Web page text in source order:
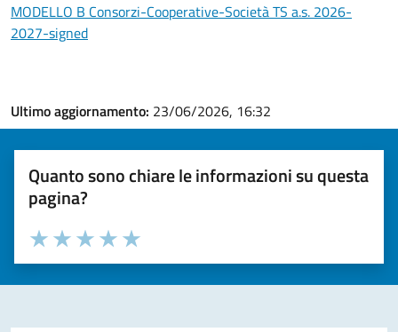
MODELLO B Consorzi-Cooperative-Società TS a.s. 2026-
2027-signed
Ultimo aggiornamento: 23/06/2026, 16:32
Quanto sono chiare le informazioni su questa
pagina?
Valuta la chiarezza delle informazioni (da 1 a 5 stelle)
Seleziona il numero di stelle per valutare la chiarezza delle
Valuta 5 stelle su 5
Valuta 4 stelle su 5
Valuta 3 stelle su 5
Valuta 2 stelle su 5
Valuta 1 stelle su 5